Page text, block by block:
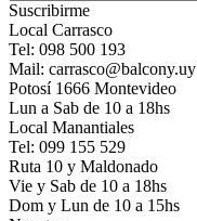
Suscribirme
Local Carrasco
Tel: 098 500 193
Mail: carrasco@balcony.uy
Potosí 1666 Montevideo
Lun a Sab de 10 a 18hs
Local Manantiales
Tel: 099 155 529
Ruta 10 y Maldonado
Vie y Sab de 10 a 18hs
Dom y Lun de 10 a 15hs